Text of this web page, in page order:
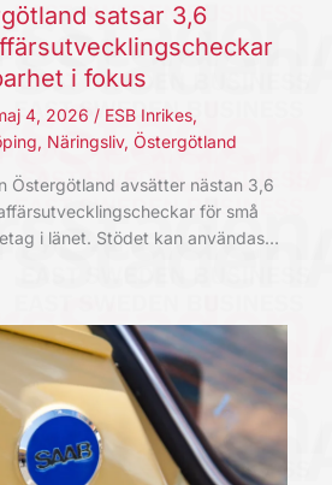
satsar 3,6
i fokus
4, 2026 / ESB Inrikes,
, Näringsliv, Östergötland
Östergötland avsätter nästan 3,6
för små
i länet. Stödet kan användas…